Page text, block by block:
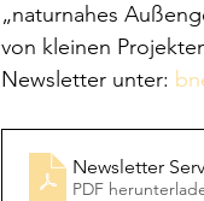
„naturnahes
von kleinen
Newsletter unter:
Newsletter
PDF